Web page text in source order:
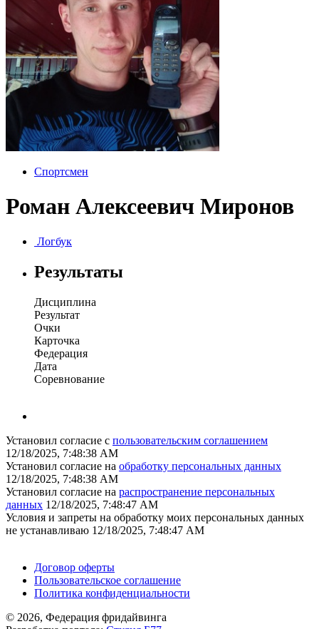
Спортсмен
Роман Алексеевич Миронов
Логбук
Результаты
Дисциплина
Результат
Очки
Карточка
Федерация
Дата
Соревнование
Установил согласие с пользовательским соглашением
12/18/2025, 7:48:38 AM
Установил согласие на обработку персональных данных
12/18/2025, 7:48:38 AM
Установил согласие на распространение персональных
данных 12/18/2025, 7:48:47 AM
Условия и запреты на обработку моих персональных данных
не устанавливаю 12/18/2025, 7:48:47 AM
Договор оферты
Пользовательское соглашение
Политика конфиденциальности
© 2026, Федерация фридайвинга